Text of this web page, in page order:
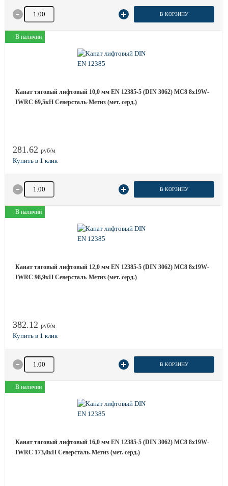
Количество товара В КОРЗИНУ
В наличии
Канат тяговый лифтовый 10,0 мм EN 12385-5 (DIN 3062) МС8 8х19W-
IWRC 69,5кН Северсталь-Метиз (мет. серд.)
281.62 руб/м
Количество товара В КОРЗИНУ
В наличии
Канат тяговый лифтовый 12,0 мм EN 12385-5 (DIN 3062) МС8 8х19W-
IWRC 98,9кН Северсталь-Метиз (мет. cерд.)
382.12 руб/м
Количество товара В КОРЗИНУ
В наличии
Канат тяговый лифтовый 16,0 мм EN 12385-5 (DIN 3062) МС8 8х19W-
IWRC 173,0кН Северсталь-Метиз (мет. серд.)